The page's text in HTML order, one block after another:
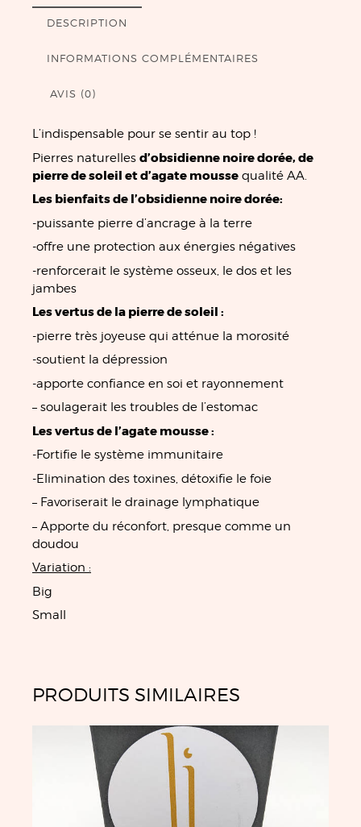
DESCRIPTION
INFORMATIONS COMPLÉMENTAIRES
AVIS (0)
L’indispensable pour se sentir au top !
Pierres naturelles d’obsidienne noire dorée, de
pierre de soleil et d’agate mousse qualité AA.
Les bienfaits de l’obsidienne noire dorée:
-puissante pierre d’ancrage à la terre
-offre une protection aux énergies négatives
-renforcerait le système osseux, le dos et les
jambes
Les vertus de la pierre de soleil :
-pierre très joyeuse qui atténue la morosité
-soutient la dépression
-apporte confiance en soi et rayonnement
– soulagerait les troubles de l’estomac
Les vertus de l’agate mousse :
-Fortifie le système immunitaire
-Elimination des toxines, détoxifie le foie
– Favoriserait le drainage lymphatique
– Apporte du réconfort, presque comme un
doudou
Variation :
Big
Small
PRODUITS SIMILAIRES